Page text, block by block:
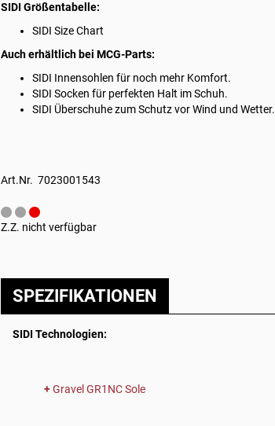
SIDI Größentabelle:
SIDI Size Chart
Auch erhältlich bei MCG-Parts:
SIDI Innensohlen für noch mehr Komfort.
SIDI Socken für perfekten Halt im Schuh.
SIDI Überschuhezum Schutz vor Wind und Wetter.
Art.Nr. 7023001543
Z.Z. nicht verfügbar
SPEZIFIKATIONEN
SIDI Technologien:
Gravel GR1NC Sole